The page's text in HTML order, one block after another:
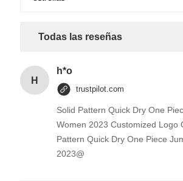
Todas las reseñas
H
h*o
trustpilot.com
Solid Pattern Quick Dry One
Women 2023 Customized Logo
Pattern Quick Dry One Piece
2023@